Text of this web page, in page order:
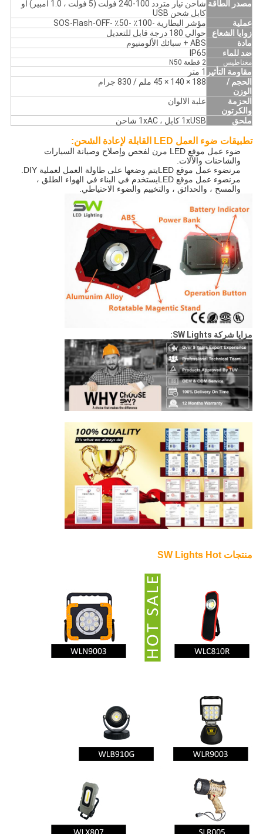
مصدر الطاقة
شاحن تيار متردد 100-240 فولت (5 فولت ، 1.0 أمبير) أو
كابل شحن USB
عملية
مؤشر البطارية -100٪ -50٪ -SOS-Flash-OFF
زوايا الشعاع
حوالي 180 درجة قابل للتعديل
مادة
ABS + سبائك الألومنيوم
ضد للماء
IP65
مغناطيس 2 قطعة N50
مقاومة التأثير 1 متر
الحجم /
الوزن
188 × 140 × 45 ملم / 830 جرام
الحزمة
والكرتون
علبة الالوان
ملحق 1xUSB كابل ، 1xAC شاحن
تطبيقات ضوء العمل LED القابلة لإعادة الشحن:
ضوء عمل موقع LED مرن لفحص وإصلاح وصيانة السيارات
والشاحنات والآلات.
مرنضوء عمل موقع LED
يتم وضعها على طاولة العمل لعملية DIY.
مرنضوء عمل موقع LED
يستخدم في البناء في الهواء الطلق ،
والمسح ، والحدائق ، والتخييم والضوء الاحتياطي.
مزايا شركة SW Lights:
منتجات SW Lights Hot